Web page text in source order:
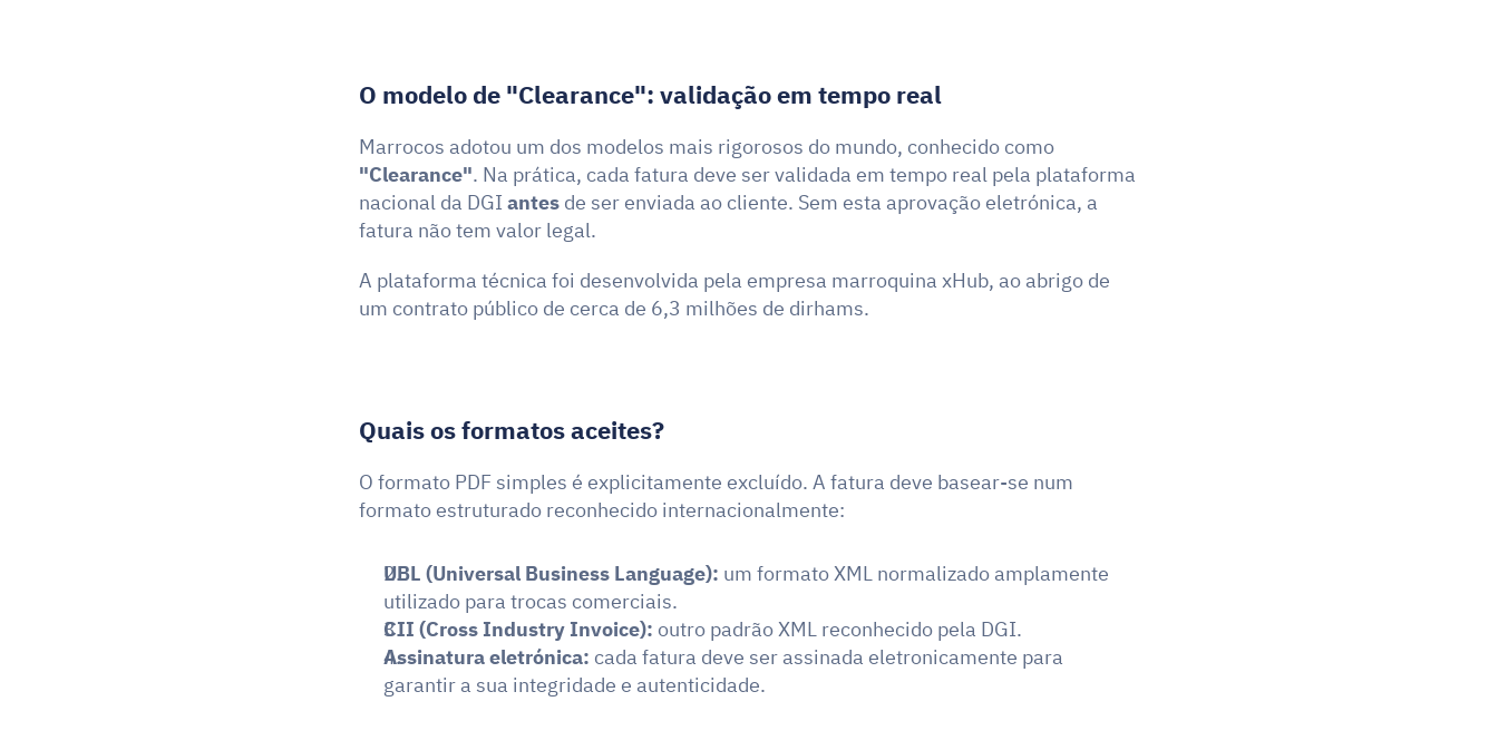
O modelo de "Clearance": validação em tempo real
"Clearance". Na prática, cada fatura deve ser validada em tempo real pela plataforma
nacional da DGI antes de ser enviada ao cliente. Sem esta aprovação eletrónica, a
fatura não tem valor legal.
A plataforma técnica foi desenvolvida pela empresa marroquina xHub, ao abrigo de
um contrato público de cerca de 6,3 milhões de dirhams.
Quais os formatos aceites?
O formato PDF simples é explicitamente excluído. A fatura deve basear-se num
formato estruturado reconhecido internacionalmente:
UBL (Universal Business Language): um formato XML normalizado amplamente
utilizado para trocas comerciais.
CII (Cross Industry Invoice): outro padrão XML reconhecido pela DGI.
Assinatura eletrónica: cada fatura deve ser assinada eletronicamente para
garantir a sua integridade e autenticidade.